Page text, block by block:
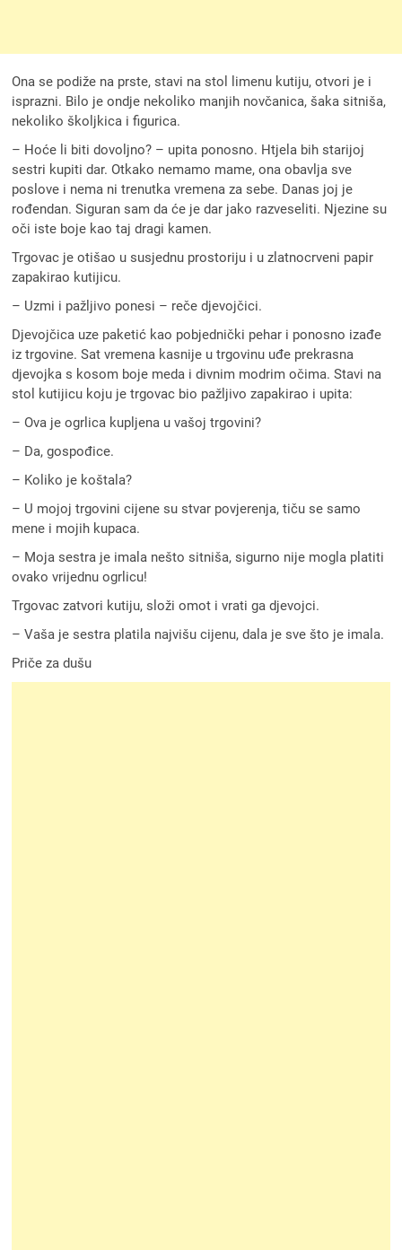
Ona se podiže na prste, stavi na stol limenu kutiju, otvori je i
isprazni. Bilo je ondje nekoliko manjih novčanica, šaka sitniša,
nekoliko školjkica i figurica.
– Hoće li biti dovoljno? – upita ponosno. Htjela bih starijoj
sestri kupiti dar. Otkako nemamo mame, ona obavlja sve
poslove i nema ni trenutka vremena za sebe. Danas joj je
rođendan. Siguran sam da će je dar jako razveseliti. Njezine su
oči iste boje kao taj dragi kamen.
Trgovac je otišao u susjednu prostoriju i u zlatnocrveni papir
zapakirao kutijicu.
– Uzmi i pažljivo ponesi – reče djevojčici.
Djevojčica uze paketić kao pobjednički pehar i ponosno izađe
iz trgovine. Sat vremena kasnije u trgovinu uđe prekrasna
djevojka s kosom boje meda i divnim modrim očima. Stavi na
stol kutijicu koju je trgovac bio pažljivo zapakirao i upita:
– Ova je ogrlica kupljena u vašoj trgovini?
– Da, gospođice.
– Koliko je koštala?
– U mojoj trgovini cijene su stvar povjerenja, tiču se samo
mene i mojih kupaca.
– Moja sestra je imala nešto sitniša, sigurno nije mogla platiti
ovako vrijednu ogrlicu!
Trgovac zatvori kutiju, složi omot i vrati ga djevojci.
– Vaša je sestra platila najvišu cijenu, dala je sve što je imala.
Priče za dušu